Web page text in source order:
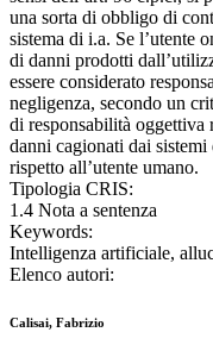
una sorta di obbligo di
sistema di i.a. Se l’utente
di danni prodotti
essere considerato
negligenza, secondo un
di responsabilità
danni cagionati dai
rispetto all’utente umano.
Tipologia CRIS:
1.4 Nota a sentenza
Keywords:
Intelligenza artificiale,
Elenco autori:
Calisai, Fabrizio